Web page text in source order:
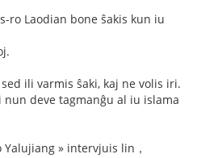
ro Laodian bone ŝakis kun iu
ili varmis ŝaki, kaj ne volis iri.
nun deve tagmanĝu al iu islama
» intervjuis lin，